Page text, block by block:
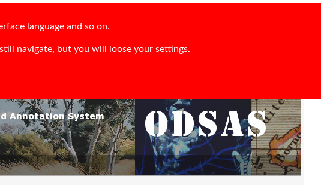
language and so on.
navigate, but you will loose your settings.